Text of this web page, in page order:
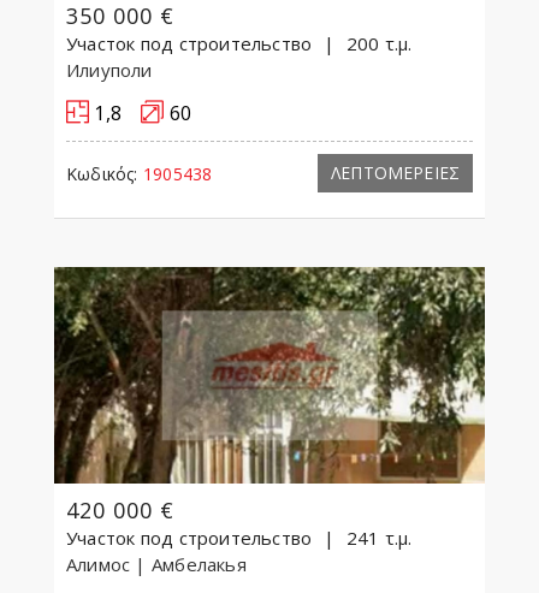
350 000 €
Участок под строительство
200 τ.μ.
Илиуполи
1,8 60
Κωδικός: 1905438 ΛΕΠΤΟΜΕΡΕΙΕΣ
420 000 €
Участок под строительство
241 τ.μ.
Алимос | Амбелакья